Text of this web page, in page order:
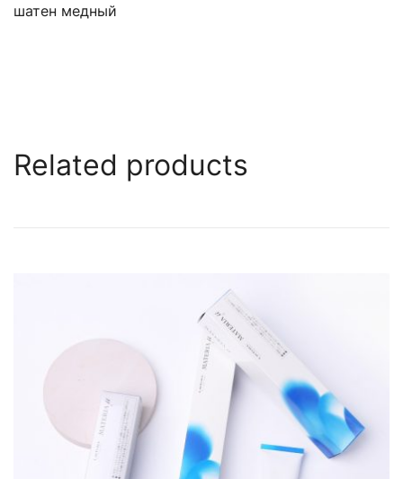
шатен медный
Related products